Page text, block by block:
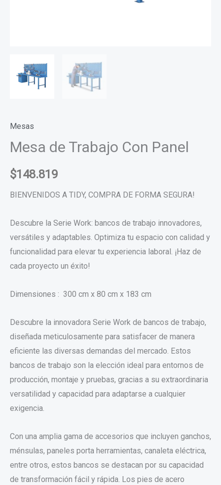
Mesas
Mesa de Trabajo Con Panel
$148.819
BIENVENIDOS A TIDY, COMPRA DE FORMA SEGURA!
Descubre la Serie Work: bancos de trabajo innovadores,
versátiles y adaptables. Optimiza tu espacio con calidad y
funcionalidad para elevar tu experiencia laboral. ¡Haz de
cada proyecto un éxito!
Dimensiones : 300 cm x 80 cm x 183 cm
Descubre la innovadora Serie Work de bancos de trabajo,
diseñada meticulosamente para satisfacer de manera
eficiente las diversas demandas del mercado. Estos
bancos de trabajo son la elección ideal para entornos de
producción, montaje y pruebas, gracias a su extraordinaria
versatilidad y capacidad para adaptarse a cualquier
exigencia.
Con una amplia gama de accesorios que incluyen ganchos,
ménsulas, paneles porta herramientas, canaleta eléctrica,
entre otros, estos bancos se destacan por su capacidad
de transformación fácil y rápida. Los pies de acero